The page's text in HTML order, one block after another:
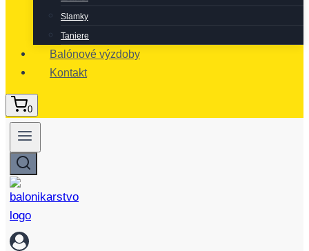
Slamky
Taniere
Balónové výzdoby
Kontakt
0